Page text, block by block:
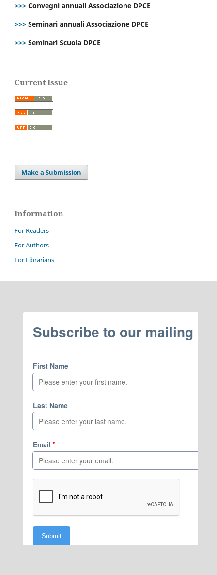
>>> Convegni annuali Associazione DPCE
>>> Seminari annuali Associazione DPCE
>>> Seminari Scuola DPCE
Current Issue
Make a Submission
Information
For Readers
For Authors
For Librarians